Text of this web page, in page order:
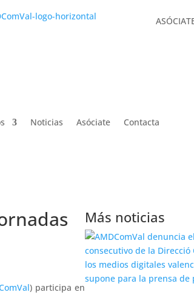
Noticias Asóciate Contacta
) participa en
Más noticias